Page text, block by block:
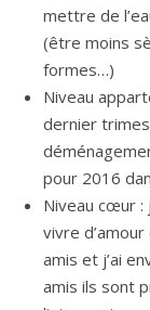
mettre de
(être moins
formes…)
Niveau
dernier
pour 2016
Niveau cœur :
vivre
amis et j’ai
amis ils sont